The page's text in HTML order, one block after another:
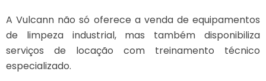
A Vulcann não só oferece a venda de equipamentos
de limpeza industrial, mas também disponibiliza
serviços de locação com treinamento técnico
especializado.